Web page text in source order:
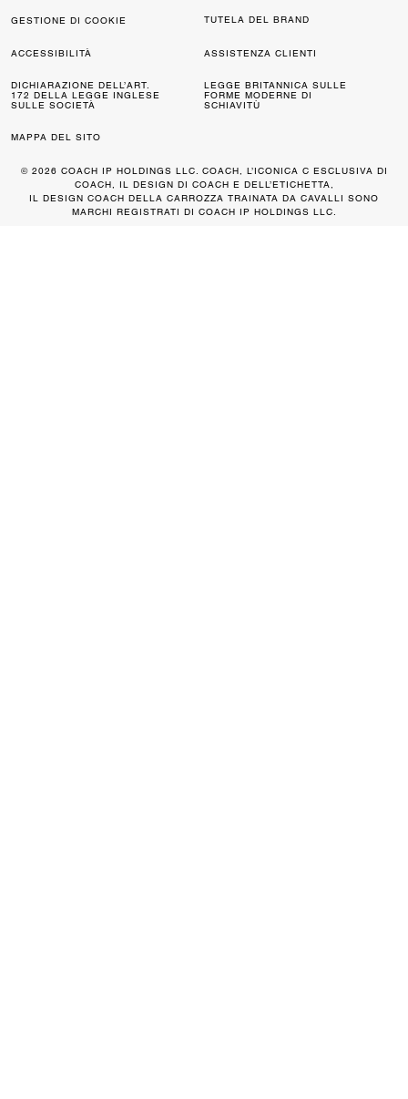
GESTIONE DI COOKIE TUTELA DEL BRAND
ACCESSIBILITÀ ASSISTENZA CLIENTI
DICHIARAZIONE DELL’ART.
172 DELLA LEGGE INGLESE
SULLE SOCIETÀ
LEGGE BRITANNICA SULLE
FORME MODERNE DI
SCHIAVITÙ
MAPPA DEL SITO
© 2026 COACH IP HOLDINGS LLC. COACH, L’ICONICA C ESCLUSIVA DI
COACH, IL DESIGN DI COACH E DELL’ETICHETTA,
IL DESIGN COACH DELLA CARROZZA TRAINATA DA CAVALLI SONO
MARCHI REGISTRATI DI COACH IP HOLDINGS LLC.